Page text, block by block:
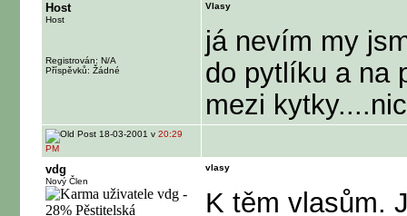
Host
Host
Registrován: N/A
Příspěvků: Žádné
Vlasy
já nevím my
do pytlíku a na
mezi
18-03-2001 v 20:29
PM
vdg
Nový Člen
vlasy
K těm vlasům.